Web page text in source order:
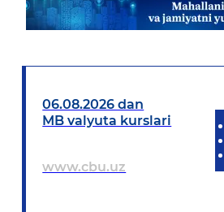
06.08.2026 dan
MB valyuta kurslari
www.cbu.uz